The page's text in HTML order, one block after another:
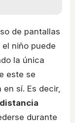
de pantallas
niño puede
la única
este se
sí. Es decir,
durante